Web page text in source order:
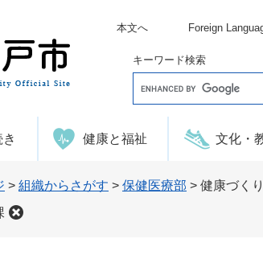
本文へ Foreign
キーワード検索
o
e
タ
ム
健康と福祉 文化・
> 組織からさがす > 保健医療部 > 健康づく